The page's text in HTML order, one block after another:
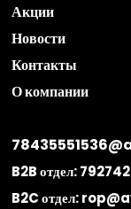
Акции
Новости
Контакты
О компании
B2B отдел:
B2C отдел: